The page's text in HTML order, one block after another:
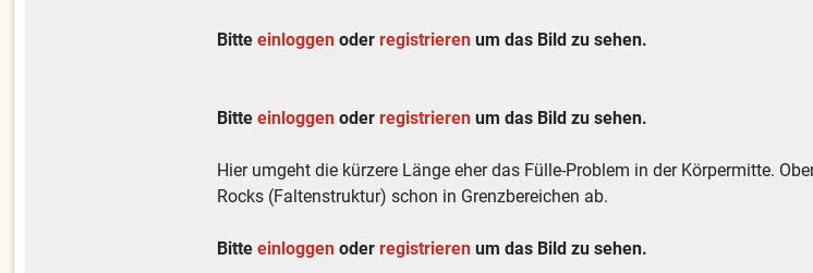
Bitteeinloggen oderregistrieren um das Bild zu sehen.
Bitteeinloggen oderregistrieren um das Bild zu sehen.
Hier umgeht die kürzere Länge eher das Fülle-Problem in der Körpermitte.
Rocks (Faltenstruktur) schon in Grenzbereichen ab.
Bitteeinloggen oderregistrieren um das Bild zu sehen.